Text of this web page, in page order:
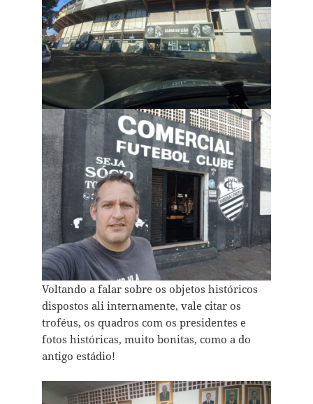
Voltando a falar sobre os objetos históricos
dispostos ali internamente, vale citar os
troféus, os quadros com os presidentes e
fotos históricas, muito bonitas, como a do
antigo estádio!